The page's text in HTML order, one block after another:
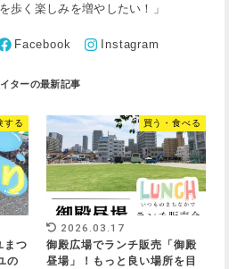
歩く楽しみを増やしたい！」
する
まつ
の
買う・食べる
2026.03.17
御殿広場でランチ販売「御殿
昼場」！もっと良い場所を目